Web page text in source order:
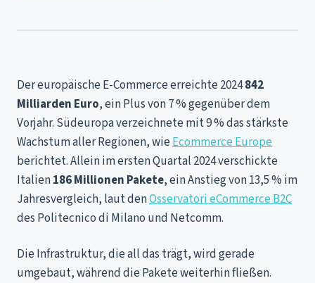
Der europäische E-Commerce erreichte 2024842
Milliarden Euro, ein Plus von 7 % gegenüber dem
Vorjahr. Südeuropa verzeichnete mit 9 % das stärkste
Wachstum aller Regionen, wieEcommerce Europe
berichtet. Allein im ersten Quartal 2024 verschickte
Italien186 Millionen Pakete, ein Anstieg von 13,5 % im
Jahresvergleich, laut denOsservatori eCommerce B2C
des Politecnico di Milano und Netcomm.
Die Infrastruktur, die all das trägt, wird gerade
umgebaut, während die Pakete weiterhin fließen.